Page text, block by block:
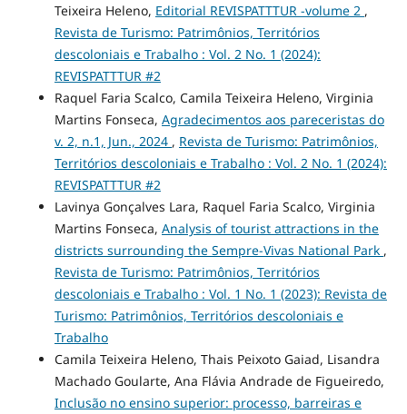
Teixeira Heleno, Editorial REVISPATTTUR -volume 2 ,
Revista de Turismo: Patrimônios, Territórios
descoloniais e Trabalho : Vol. 2 No. 1 (2024):
REVISPATTTUR #2
Raquel Faria Scalco, Camila Teixeira Heleno, Virginia
Martins Fonseca, Agradecimentos aos pareceristas do
v. 2, n.1, Jun., 2024 , Revista de Turismo: Patrimônios,
Territórios descoloniais e Trabalho : Vol. 2 No. 1 (2024):
REVISPATTTUR #2
Lavinya Gonçalves Lara, Raquel Faria Scalco, Virginia
Martins Fonseca, Analysis of tourist attractions in the
districts surrounding the Sempre-Vivas National Park ,
Revista de Turismo: Patrimônios, Territórios
descoloniais e Trabalho : Vol. 1 No. 1 (2023): Revista de
Turismo: Patrimônios, Territórios descoloniais e
Trabalho
Camila Teixeira Heleno, Thais Peixoto Gaiad, Lisandra
Machado Goularte, Ana Flávia Andrade de Figueiredo,
Inclusão no ensino superior: processo, barreiras e